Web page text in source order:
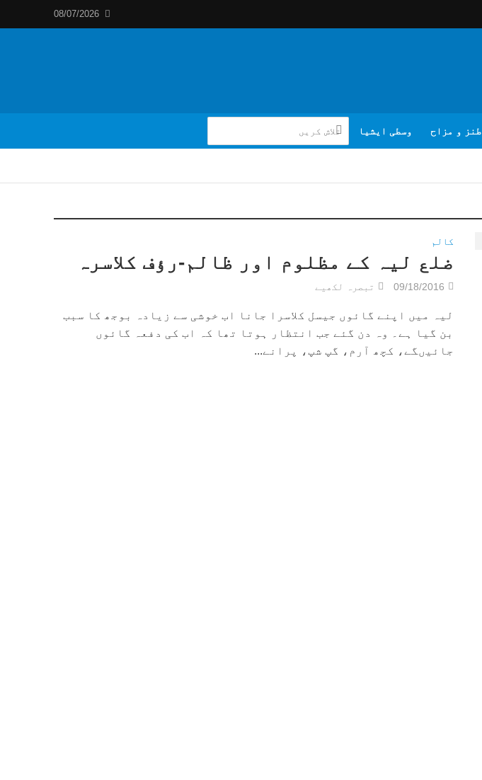
08/07/2026
طنز و مزاح وسطی ایشیا
کالم
ضلع لیہ کے مظلوم اور ظالم-رؤف کلاسرہ
09/18/2016 تبصرہ لکھیے
لیہ میں اپنے گائوں جیسل کلاسرا جانا اب خوشی سے زیادہ بوجھ کا سبب
بن گیا ہے۔ وہ دن گئے جب انتظار ہوتا تھا کہ اب کی دفعہ گائوں
جائیںگے، کچھ آرم، گپ شپ، پرانے...